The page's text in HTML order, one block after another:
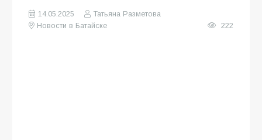
14.05.2025
Татьяна Разметова
Новости в Батайске
222